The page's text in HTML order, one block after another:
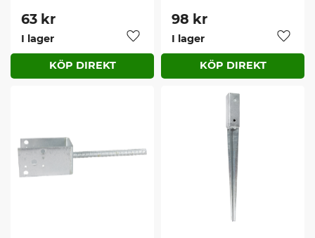
63 kr
Lägg till i favoriter
I lager
98 kr
Lägg
I lager